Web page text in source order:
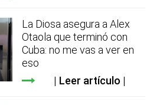
La Diosa asegura a Alex
Otaola que terminó con
Cuba: no me vas a ver en
eso
Leer artículo